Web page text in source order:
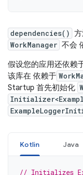
dependencies()
WorkManager 不会
假设您的应用还依赖
该库在 依赖于
Startup 首先初始化
Kotlin Java
// Initializes